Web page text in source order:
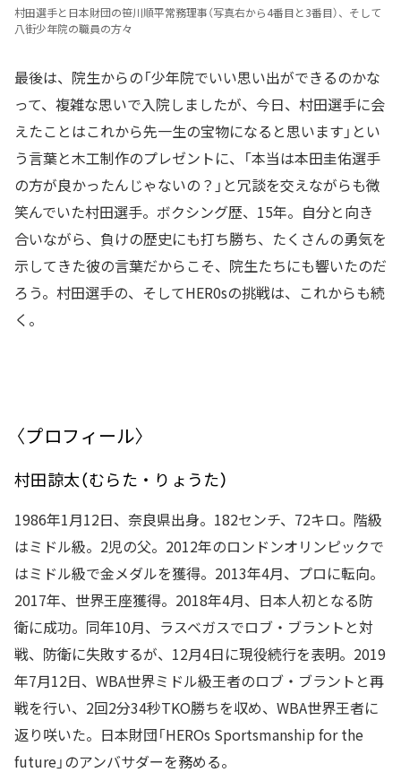
村田選手と日本財団の笹川順平常務理事（写真右から4番目と3番目）、そして
八街少年院の職員の方々
最後は、院生からの「少年院でいい思い出ができるのかな
って、複雑な思いで入院しましたが、今日、村田選手に会
えたことはこれから先一生の宝物になると思います」とい
う言葉と木工制作のプレゼントに、「本当は本田圭佑選手
の方が良かったんじゃないの？」と冗談を交えながらも微
笑んでいた村田選手。ボクシング歴、15年。自分と向き
合いながら、負けの歴史にも打ち勝ち、たくさんの勇気を
示してきた彼の言葉だからこそ、院生たちにも響いたのだ
ろう。村田選手の、そしてHER0sの挑戦は、これからも続
く。
〈プロフィール〉
村田諒太（むらた・りょうた）
1986年1月12日、奈良県出身。182センチ、72キロ。階級
はミドル級。2児の父。2012年のロンドンオリンピックで
はミドル級で金メダルを獲得。2013年4月、プロに転向。
2017年、世界王座獲得。2018年4月、日本人初となる防
衛に成功。同年10月、ラスベガスでロブ・ブラントと対
戦、防衛に失敗するが、12月4日に現役続行を表明。2019
年7月12日、WBA世界ミドル級王者のロブ・ブラントと再
戦を行い、2回2分34秒TKO勝ちを収め、WBA世界王者に
返り咲いた。日本財団「HEROs Sportsmanship for the
future」のアンバサダーを務める。